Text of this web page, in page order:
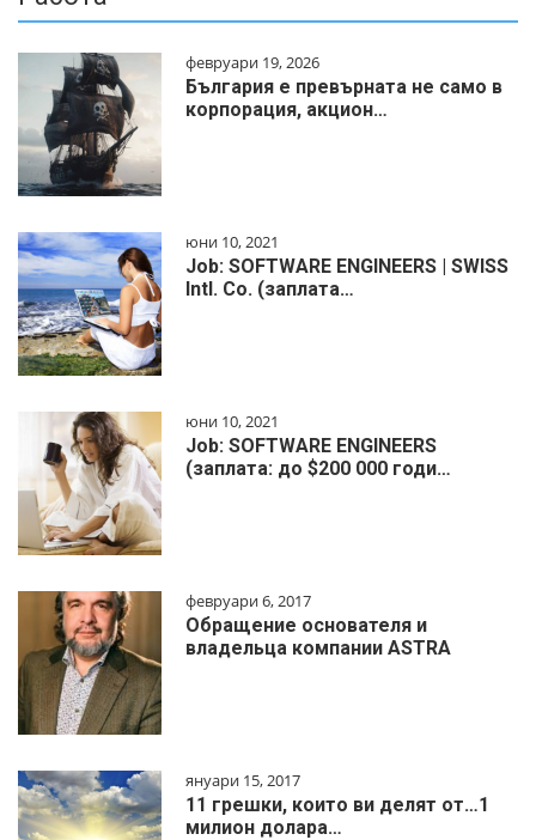
февруари 19, 2026
България е превърната не само в
корпорация, акцион…
юни 10, 2021
Job: SOFTWARE ENGINEERS | SWISS
Intl. Co. (заплата…
юни 10, 2021
Job: SOFTWARE ENGINEERS
(заплата: до $200 000 годи…
февруари 6, 2017
Обращение основателя и
владельца компании ASTRA
януари 15, 2017
11 грешки, които ви делят от…1
милиoн дoлapa…